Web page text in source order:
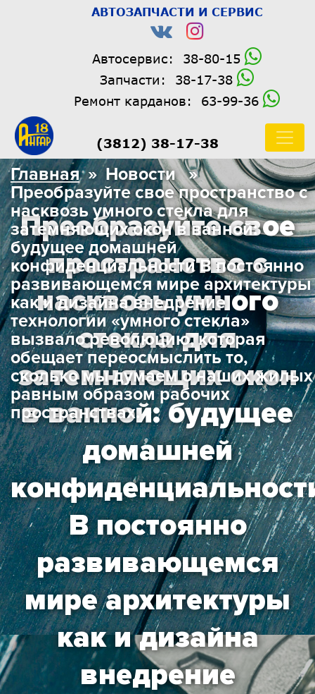
АВТОЗАПЧАСТИ И СЕРВИС
Автосервис:
38-80-15
Запчасти:
38-17-38
Ремонт карданов:
63-99-36
(3812) 38-17-38
Преобразуйте свое
пространство с
насквозь умного
стекла для
затемняющих окон
в ванной: будущее
домашней
В постоянно
развивающемся
мире архитектуры
как и дизайна
внедрение
Главная» Новости »
Преобразуйте свое пространство с
насквозь умного стекла для
затемняющих окон в ванной:
будущее домашней
конфиденциальности В постоянно
развивающемся мире архитектуры
как и дизайна внедрение
технологии «умного стекла»
вызвало революцию, которая
обещает переосмыслить то,
сколько мы думаем о наших жилых
равным образом рабочих
пространствах.